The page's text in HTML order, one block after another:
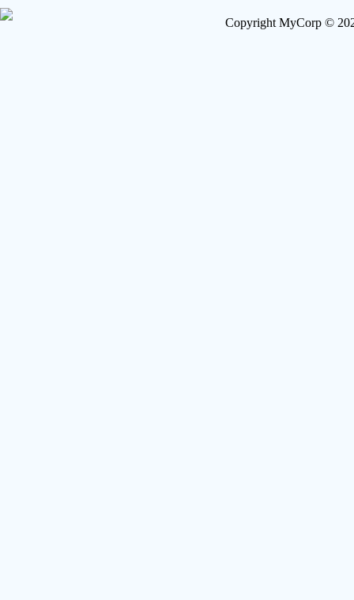
Copyright MyCorp ©